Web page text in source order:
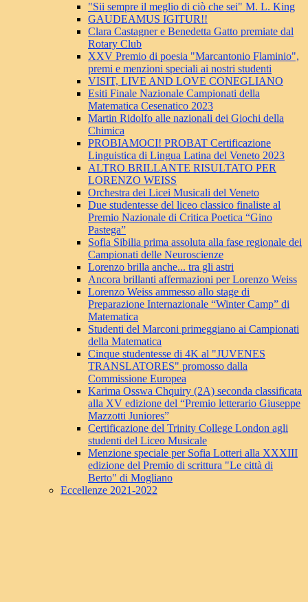
"Sii sempre il meglio di ciò che sei" M. L. King
GAUDEAMUS IGITUR!!
Clara Castagner e Benedetta Gatto premiate dal
Rotary Club
XXV Premio di poesia "Marcantonio Flaminio",
premi e menzioni speciali ai nostri studenti
VISIT, LIVE AND LOVE CONEGLIANO
Esiti Finale Nazionale Campionati della
Matematica Cesenatico 2023
Martin Ridolfo alle nazionali dei Giochi della
Chimica
PROBIAMOCI! PROBAT Certificazione
Linguistica di Lingua Latina del Veneto 2023
ALTRO BRILLANTE RISULTATO PER
LORENZO WEISS
Orchestra dei Licei Musicali del Veneto
Due studentesse del liceo classico finaliste al
Premio Nazionale di Critica Poetica “Gino
Pastega”
Sofia Sibilia prima assoluta alla fase regionale dei
Campionati delle Neuroscienze
Lorenzo brilla anche... tra gli astri
Ancora brillanti affermazioni per Lorenzo Weiss
Lorenzo Weiss ammesso allo stage di
Preparazione Internazionale “Winter Camp” di
Matematica
Studenti del Marconi primeggiano ai Campionati
della Matematica
Cinque studentesse di 4K al "JUVENES
TRANSLATORES" promosso dalla
Commissione Europea
Karima Osswa Chquiry (2A) seconda classificata
alla XV edizione del “Premio letterario Giuseppe
Mazzotti Juniores”
Certificazione del Trinity College London agli
studenti del Liceo Musicale
Menzione speciale per Sofia Lotteri alla XXXIII
edizione del Premio di scrittura "Le città di
Berto" di Mogliano
Eccellenze 2021-2022